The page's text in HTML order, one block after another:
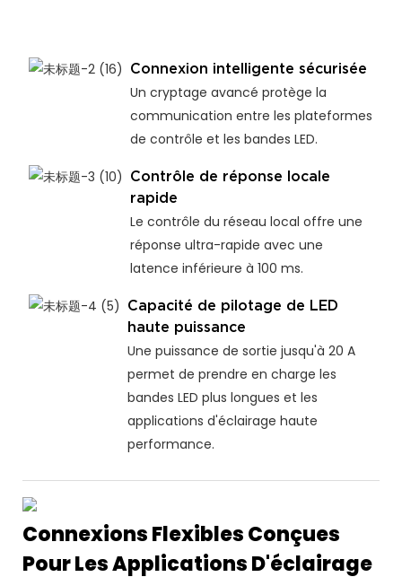
Connexion intelligente sécurisée
Un cryptage avancé protège la
communication entre les plateformes
de contrôle et les bandes LED.
Contrôle de réponse locale
rapide
Le contrôle du réseau local offre une
réponse ultra-rapide avec une
latence inférieure à 100 ms.
Capacité de pilotage de LED
haute puissance
Une puissance de sortie jusqu'à 20 A
permet de prendre en charge les
bandes LED plus longues et les
applications d'éclairage haute
performance.
Connexions Flexibles Conçues
Pour Les Applications D'éclairage